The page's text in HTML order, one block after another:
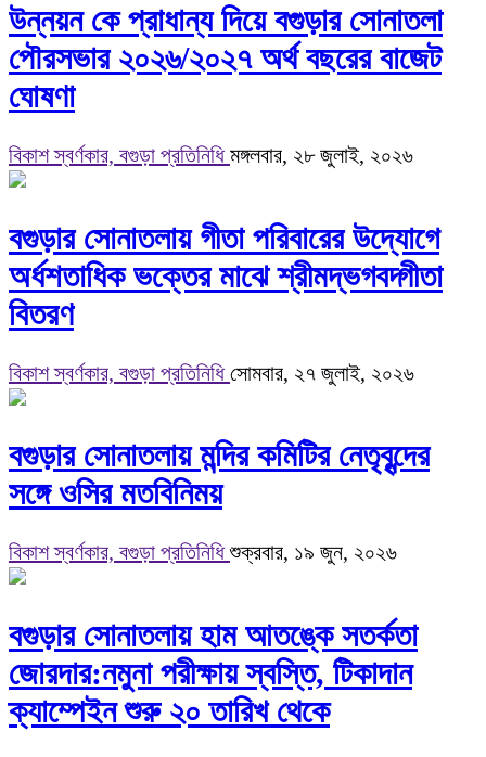
উন্নয়ন কে প্রাধান্য দিয়ে বগুড়ার সোনাতলা
পৌরসভার ২০২৬/২০২৭ অর্থ বছরের বাজেট
ঘোষণা
বিকাশ স্বর্ণকার, বগুড়া প্রতিনিধিমঙ্গলবার, ২৮ জুলাই, ২০২৬
বগুড়ার সোনাতলায় গীতা পরিবারের উদ্যোগে
অর্ধশতাধিক ভক্তের মাঝে শ্রীমদ্ভগবদ্গীতা
বিতরণ
বিকাশ স্বর্ণকার, বগুড়া প্রতিনিধিসোমবার, ২৭ জুলাই, ২০২৬
বগুড়ার সোনাতলায় মন্দির কমিটির নেতৃবৃন্দের
সঙ্গে ওসির মতবিনিময়
বিকাশ স্বর্ণকার, বগুড়া প্রতিনিধিশুক্রবার, ১৯ জুন, ২০২৬
বগুড়ার সোনাতলায় হাম আতঙ্কে সতর্কতা
জোরদার:নমুনা পরীক্ষায় স্বস্তি, টিকাদান
ক্যাম্পেইন শুরু ২০ তারিখ থেকে‌